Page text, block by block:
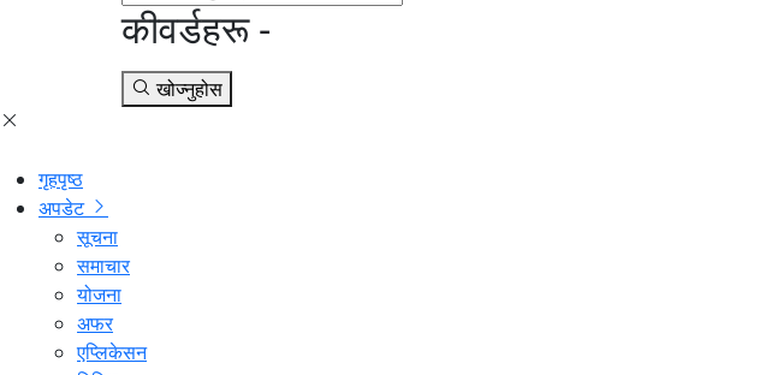
कीवर्डहरू -
खोज्नुहोस
गृहपृष्ठ
अपडेट
सूचना
समाचार
योजना
अफर
एप्लिकेसन